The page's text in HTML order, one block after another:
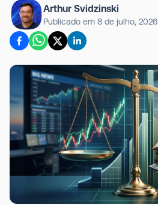
Arthur Svidzinski
Publicado em 8 de julho, 2026